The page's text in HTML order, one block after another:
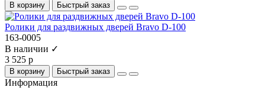
В корзину Быстрый заказ
Ролики для раздвижных дверей Bravo D-100
163-0005
В наличии ✓
3 525 р
В корзину Быстрый заказ
Информация